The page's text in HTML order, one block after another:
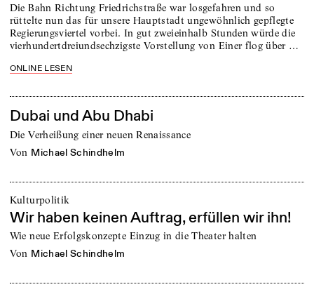
Die Bahn Richtung Friedrichstraße war losgefahren und so
rüttelte nun das für unsere Hauptstadt ungewöhnlich gepflegte
Regierungsviertel vorbei. In gut zweieinhalb Stunden würde die
vierhundertdreiundsechzigste Vorstellung von Einer flog über …
ONLINE LESEN
Dubai und Abu Dhabi
Die Verheißung einer neuen Renaissance
von Michael Schindhelm
Kulturpolitik
Wir haben keinen Auftrag, erfüllen wir ihn!
Wie neue Erfolgskonzepte Einzug in die Theater halten
von Michael Schindhelm